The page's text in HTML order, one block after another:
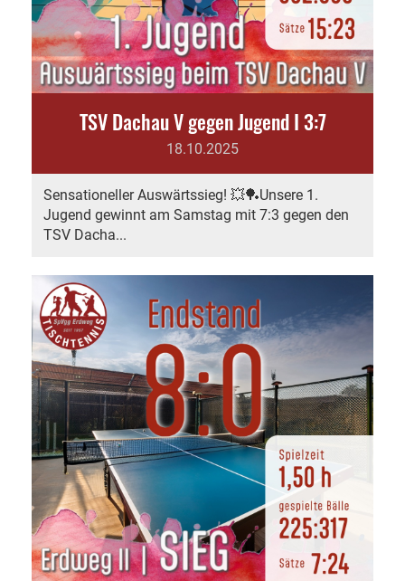
TSV Dachau V gegen Jugend I 3:7
18.10.2025
Sensationeller Auswärtssieg! 💥🏓Unsere 1.
Jugend gewinnt am Samstag mit 7:3 gegen den
TSV Dacha...